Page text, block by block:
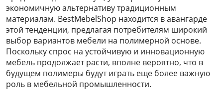
экономичную альтернативу традиционным
материалам. BestMebelShop находится в авангарде
этой тенденции, предлагая потребителям широкий
выбор вариантов мебели на полимерной основе.
Поскольку спрос на устойчивую и инновационную
мебель продолжает расти, вполне вероятно, что в
будущем полимеры будут играть еще более важную
роль в мебельной промышленности.